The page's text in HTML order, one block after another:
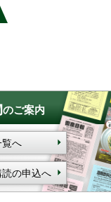
のご案内
へ
の申込へ